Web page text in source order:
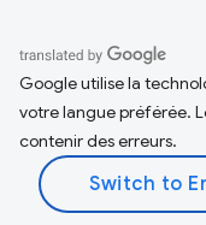
Google utilise la
votre langue préférée.
contenir des erreurs.